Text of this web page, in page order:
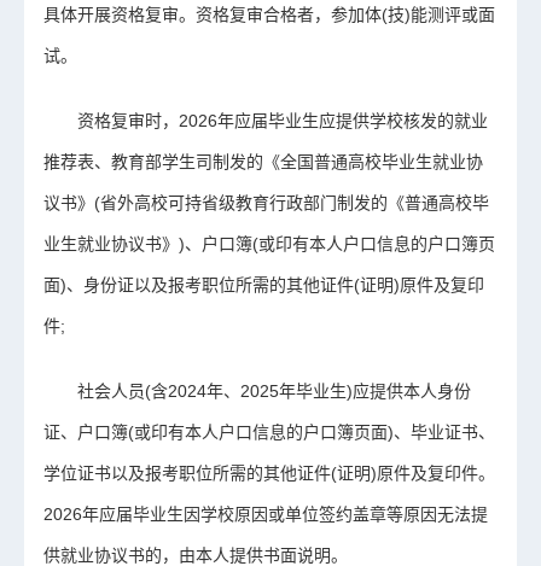
具体开展资格复审。资格复审合格者，参加体(技)能测评或面
试。
资格复审时，2026年应届毕业生应提供学校核发的就业
推荐表、教育部学生司制发的《全国普通高校毕业生就业协
议书》(省外高校可持省级教育行政部门制发的《普通高校毕
业生就业协议书》)、户口簿(或印有本人户口信息的户口簿页
面)、身份证以及报考职位所需的其他证件(证明)原件及复印
件;
社会人员(含2024年、2025年毕业生)应提供本人身份
证、户口簿(或印有本人户口信息的户口簿页面)、毕业证书、
学位证书以及报考职位所需的其他证件(证明)原件及复印件。
2026年应届毕业生因学校原因或单位签约盖章等原因无法提
供就业协议书的，由本人提供书面说明。